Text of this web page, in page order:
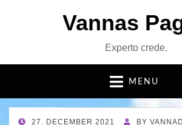
Vannas
Experto crede.
MENU
POSTED
27. DECEMBER 2021 BY